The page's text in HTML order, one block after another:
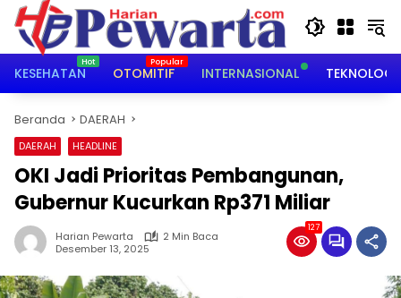
Langsung
konten
KESEHATAN
OTOMITIF INTERNASIONAL TEKNOLOGI
Beranda DAERAH
DAERAH HEADLINE
OKI Jadi Prioritas Pembangunan,
Gubernur Kucurkan Rp371 Miliar
Harian Pewarta
2 Min Baca
Desember 13, 2025
127